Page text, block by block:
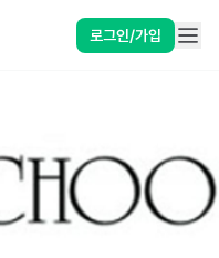
로그인/가입